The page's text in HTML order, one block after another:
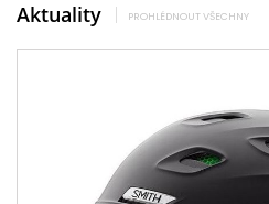
Aktuality PROHLÉDNOUT VŠECHNY